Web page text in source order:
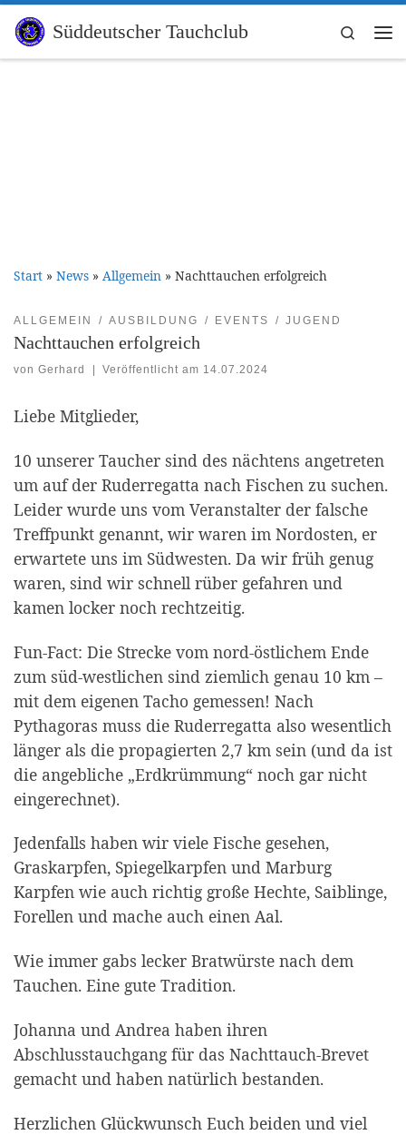
Zum Inhalt springen
Süddeutscher Tauchclub
Search
Start » News » Allgemein » Nachttauchen erfolgreich
ALLGEMEIN AUSBILDUNG EVENTS JUGEND
Nachttauchen erfolgreich
von Gerhard Veröffentlicht am 14.07.2024
Liebe Mitglieder,
10 unserer Taucher sind des nächtens angetreten
um auf der Ruderregatta nach Fischen zu suchen.
Leider wurde uns vom Veranstalter der falsche
Treffpunkt genannt, wir waren im Nordosten, er
erwartete uns im Südwesten. Da wir früh genug
waren, sind wir schnell rüber gefahren und
kamen locker noch rechtzeitig.
Fun-Fact: Die Strecke vom nord-östlichem Ende
zum süd-westlichen sind ziemlich genau 10 km –
mit dem eigenen Tacho gemessen! Nach
Pythagoras muss die Ruderregatta also wesentlich
länger als die propagierten 2,7 km sein (und da ist
die angebliche „Erdkrümmung“ noch gar nicht
eingerechnet).
Jedenfalls haben wir viele Fische gesehen,
Graskarpfen, Spiegelkarpfen und Marburg
Karpfen wie auch richtig große Hechte, Saiblinge,
Forellen und mache auch einen Aal.
Wie immer gabs lecker Bratwürste nach dem
Tauchen. Eine gute Tradition.
Johanna und Andrea haben ihren
Abschlusstauchgang für das Nachttauch-Brevet
gemacht und haben natürlich bestanden.
Herzlichen Glückwunsch Euch beiden und viel